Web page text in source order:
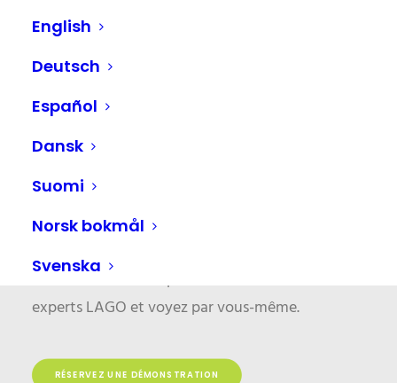
English
Deutsch
Español
Dansk
Suomi
Norsk bokmål
Svenska
Plus de 4000 professionnels sont
déjà des utilisateurs satisfaits de
LAGO qui rendent leur
production marketing efficace
Réservez une démo personnalisée avec nos
experts LAGO et voyez par vous-même.
RÉSERVEZ UNE DÉMONSTRATION